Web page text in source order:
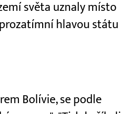
světa uznaly místo
hlavou státu
Bolívie, se podle